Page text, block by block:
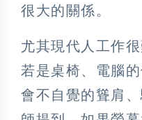
很大的關係。
尤其現代人工作
若是桌椅、電腦
會不自覺的聳肩